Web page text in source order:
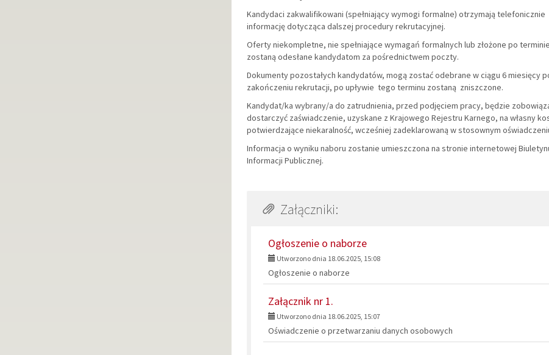
Kandydaci zakwalifikowani (spełniający wymogi formalne) otrzymają telefonicznie
informację dotycząca dalszej procedury rekrutacyjnej.
Oferty niekompletne, nie spełniające wymagań formalnych lub złożone po terminie
zostaną odesłane kandydatom za pośrednictwem poczty.
Dokumenty pozostałych kandydatów, mogą zostać odebrane w ciągu 6 miesięcy
zakończeniu rekrutacji, po upływie tego terminu zostaną zniszczone.
Kandydat/ka wybrany/a do zatrudnienia, przed podjęciem pracy, będzie
dostarczyć zaświadczenie, uzyskane z Krajowego Rejestru Karnego, na własny
potwierdzające niekaralność, wcześniej zadeklarowaną w stosownym
Informacja o wyniku naboru zostanie umieszczona na stronie internetowej
Informacji Publicznej.
Załączniki:
Ogłoszenie o naborze
Utworzono dnia 18.06.2025, 15:08
Ogłoszenie o naborze
Załącznik nr 1.
Utworzono dnia 18.06.2025, 15:07
Oświadczenie o przetwarzaniu danych osobowych